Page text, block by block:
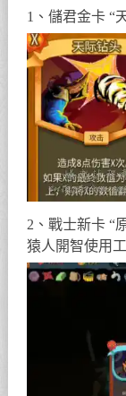
1、儲君金卡 “
2、戰士新卡 “
猿人開智使用